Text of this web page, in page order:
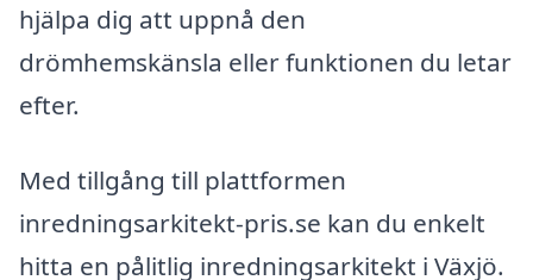
hjälpa dig att uppnå den
drömhemskänsla eller funktionen du letar
efter.
Med tillgång till plattformen
inredningsarkitekt-pris.se kan du enkelt
hitta en pålitlig inredningsarkitekt i Växjö.